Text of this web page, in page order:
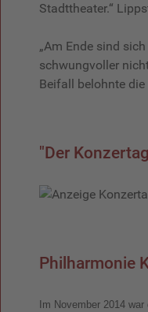
Stadttheater.“
„Am Ende sind
schwungvoller
Beifall belohnte die
"Der
Philharmonie
Im November 2014